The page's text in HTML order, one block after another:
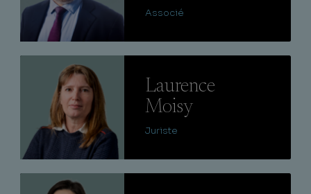
Associé
Laurence
Moisy
Juriste